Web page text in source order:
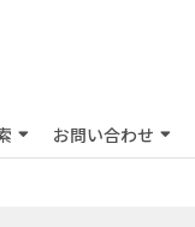
お問い合わせ